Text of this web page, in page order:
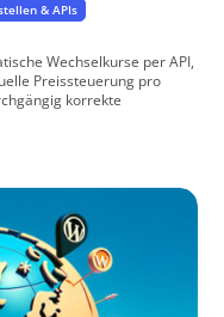
& APIs
Wechselkurse per API,
Preissteuerung pro
korrekte